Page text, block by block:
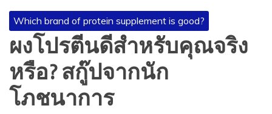
Which brand of protein supplement is good?
ผงโปรตีนดีสำหรับคุณจริง
หรือ? สกู๊ปจากนัก
โภชนาการ